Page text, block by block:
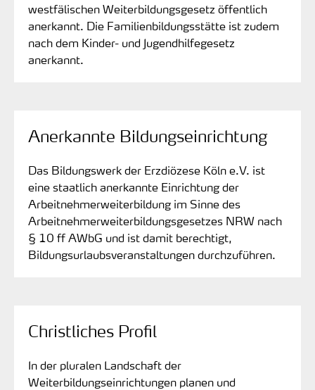
westfälischen Weiterbildungsgesetz öffentlich
anerkannt. Die Familienbildungsstätte ist zudem
nach dem Kinder- und Jugendhilfegesetz
anerkannt.
Anerkannte Bildungseinrichtung
Das Bildungswerk der Erzdiözese Köln e.V. ist
eine staatlich anerkannte Einrichtung der
Arbeitnehmerweiterbildung im Sinne des
Arbeitnehmerweiterbildungsgesetzes NRW nach
§ 10 ff AWbG und ist damit berechtigt,
Bildungsurlaubsveranstaltungen durchzuführen.
Christliches Profil
In der pluralen Landschaft der
Weiterbildungseinrichtungen planen und